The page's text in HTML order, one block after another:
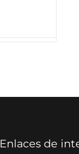
Enlaces de